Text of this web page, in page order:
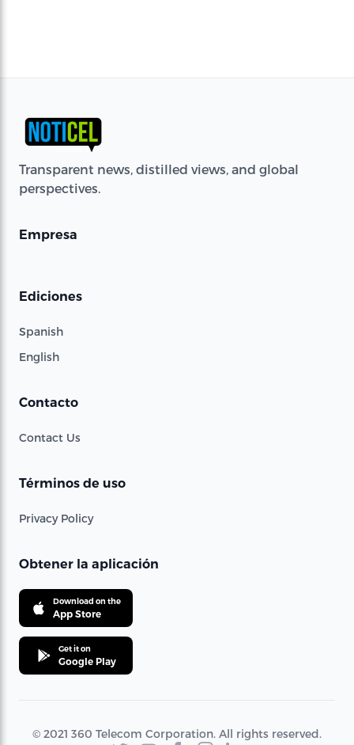
Transparent news, distilled views, and global
perspectives.
Empresa
Ediciones
Spanish
English
Contacto
Contact Us
Términos de uso
Privacy Policy
Obtener la aplicación
Download on the
App Store
Get it on
Google Play
© 2021 360 Telecom Corporation. All rights reserved.